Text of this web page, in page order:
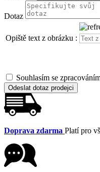
Dotaz
Opiště text z obrázku :
Souhlasím se
Odeslat dotaz prodejci
Doprava zdarma Platí pro